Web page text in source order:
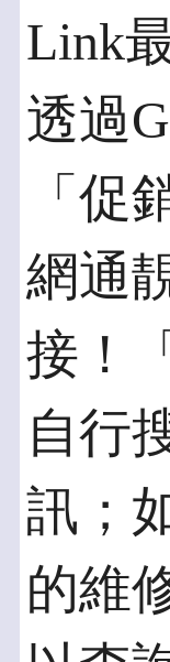
Link
透過
「促
網通
接！
自行
訊；
的維